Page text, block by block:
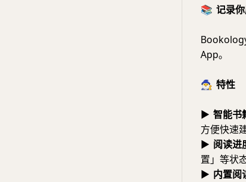
📚 记录
App。
🧙‍♂️ 特性
▶ 智能书
方便快速
▶ 阅读进
置」等状
▶ 内置阅